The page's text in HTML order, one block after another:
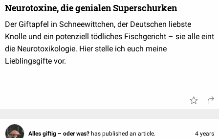
Neurotoxine, die genialen Superschurken
Der Giftapfel in Schneewittchen, der Deutschen liebste
Knolle und ein potenziell tödliches Fischgericht – sie alle eint
die Neurotoxikologie. Hier stelle ich euch meine
Lieblingsgifte vor.
Alles giftig – oder was? has published an article. 4 years